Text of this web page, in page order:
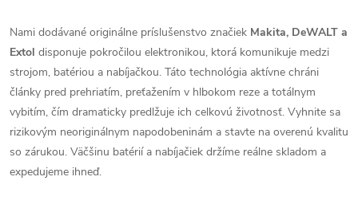
Nami dodávané originálne príslušenstvo značiek Makita, DeWALT a
Extol disponuje pokročilou elektronikou, ktorá komunikuje medzi
strojom, batériou a nabíjačkou. Táto technológia aktívne chráni
články pred prehriatím, preťažením v hlbokom reze a totálnym
vybitím, čím dramaticky predlžuje ich celkovú životnosť. Vyhnite sa
rizikovým neoriginálnym napodobeninám a stavte na overenú kvalitu
so zárukou. Väčšinu batérií a nabíjačiek držíme reálne skladom a
expedujeme ihneď.